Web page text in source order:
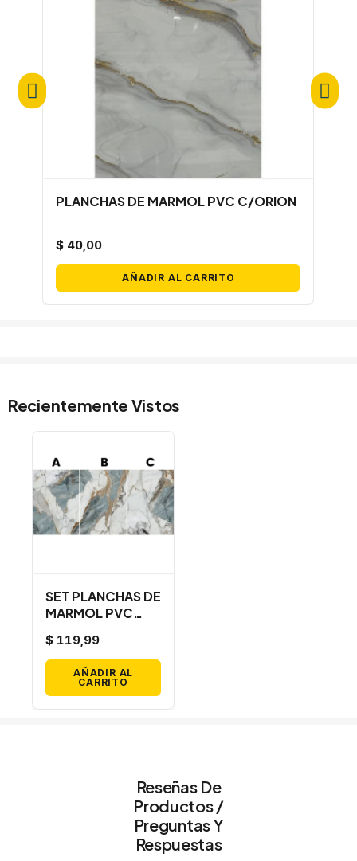
PLANCHAS DE MARMOL PVC C/ORION
$ 40,00
AÑADIR AL CARRITO
Recientemente Vistos
SET PLANCHAS DE
MARMOL PVC
ABC
$ 119,99
AÑADIR AL
CARRITO
Reseñas De
Productos /
Preguntas Y
Respuestas